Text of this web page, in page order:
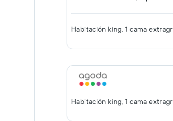
Habitación king, 1 cama
Habitación king, 1 cama